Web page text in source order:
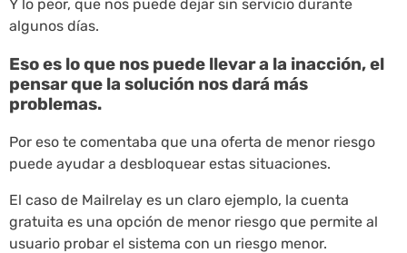
Y lo peor, que nos puede dejar sin servicio durante
algunos días.
Eso es lo que nos puede llevar a la inacción, el
pensar que la solución nos dará más
problemas.
Por eso te comentaba que una oferta de menor riesgo
puede ayudar a desbloquear estas situaciones.
El caso de Mailrelay es un claro ejemplo, la cuenta
gratuita es una opción de menor riesgo que permite al
usuario probar el sistema con un riesgo menor.